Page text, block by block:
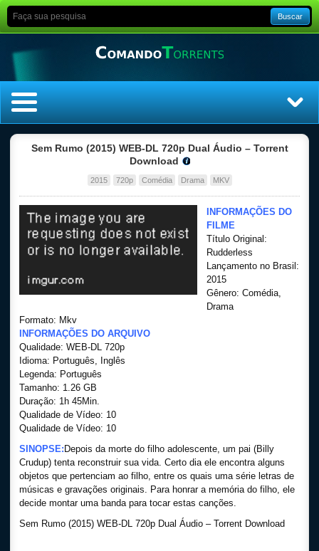
Buscar
Top Séries
Filmes
Sem Rumo (2015) WEB-DL 720p Dual Áudio – Torrent
Download
2015 720p Comédia Drama MKV
INFORMAÇÕES DO
FILME
Título Original:
Rudderless
Lançamento no Brasil:
2015
Gênero: Comédia,
Drama
Formato: Mkv
INFORMAÇÕES DO ARQUIVO
Qualidade: WEB-DL 720p
Idioma: Português, Inglês
Legenda: Português
Tamanho: 1.26 GB
Duração: 1h 45Min.
Qualidade de Vídeo: 10
Qualidade de Vídeo: 10
SINOPSE: Depois da morte do filho adolescente, um pai (Billy
Crudup) tenta reconstruir sua vida. Certo dia ele encontra alguns
objetos que pertenciam ao filho, entre os quais uma série letras de
músicas e gravações originais. Para honrar a memória do filho, ele
decide montar uma banda para tocar estas canções.
Sem Rumo (2015) WEB-DL 720p Dual Áudio – Torrent Download